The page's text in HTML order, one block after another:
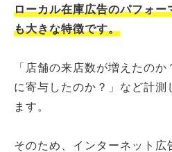
ローカル在庫広告のパフォ
も大きな特徴です。
「店舗の来店数が増えたの
に寄与したのか？」など計測
ます。
そのため、インターネット